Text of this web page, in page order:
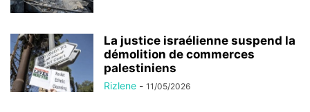
La justice israélienne suspend la
démolition de commerces
palestiniens
Rizlene - 11/05/2026